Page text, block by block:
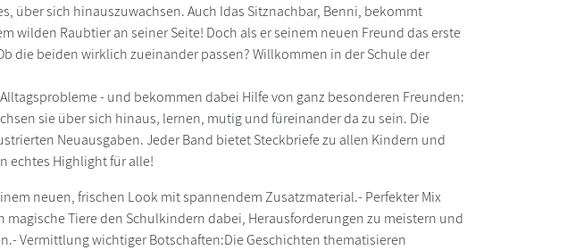
über sich hinauszuwachsen. Auch Idas Sitznachbar, Benni, bekommt
wilden Raubtier an seiner Seite! Doch als er seinem neuen Freund das erste
die beiden wirklich zueinander passen? Willkommen in der Schule der
- und bekommen dabei Hilfe von ganz besonderen Freunden:
sie über sich hinaus, lernen, mutig und füreinander da zu sein. Die
Neuausgaben. Jeder Band bietet Steckbriefe zu allen Kindern und
echtes Highlight für alle!
neuen, frischen Look mit spannendem Zusatzmaterial.- Perfekter Mix
magische Tiere den Schulkindern dabei, Herausforderungen zu meistern und
Vermittlung wichtiger Botschaften:Die Geschichten thematisieren